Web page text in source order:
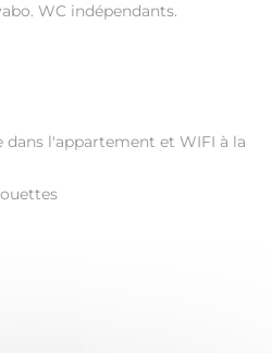
WC indépendants.
l'appartement et WIFI à la